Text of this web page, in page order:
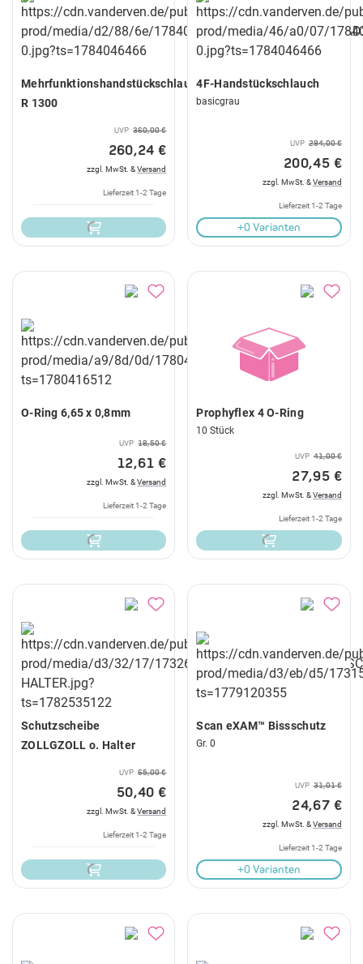
Mehrfunktionshandstückschlauch
R 1300
UVP 360,00 €
260,24 €
zzgl. MwSt. &Versand
Lieferzeit 1-2 Tage
4F-Handstückschlauch
basicgrau
UVP 294,00 €
200,45 €
zzgl. MwSt. &Versand
Lieferzeit 1-2 Tage
+0 Varianten
O-Ring 6,65 x 0,8mm
UVP 18,50 €
12,61 €
zzgl. MwSt. &Versand
Lieferzeit 1-2 Tage
Prophyflex 4 O-Ring
10 Stück
UVP 41,00 €
27,95 €
zzgl. MwSt. &Versand
Lieferzeit 1-2 Tage
Schutzscheibe
ZOLLGZOLL o. Halter
UVP 65,00 €
50,40 €
zzgl. MwSt. &Versand
Lieferzeit 1-2 Tage
Scan eXAM™ Bissschutz
Gr. 0
UVP 31,01 €
24,67 €
zzgl. MwSt. &Versand
Lieferzeit 1-2 Tage
+0 Varianten